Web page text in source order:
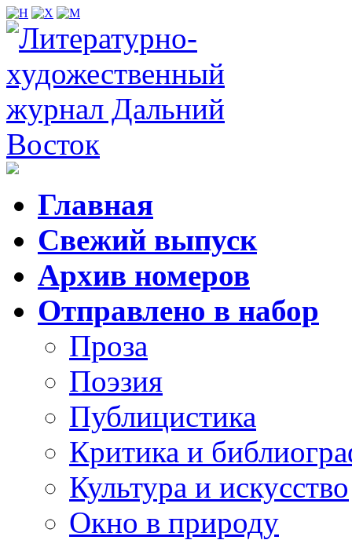
Главная
Свежий выпуск
Архив номеров
Отправлено в набор
Проза
Поэзия
Публицистика
Критика и
Культура и искусство
Окно в природу